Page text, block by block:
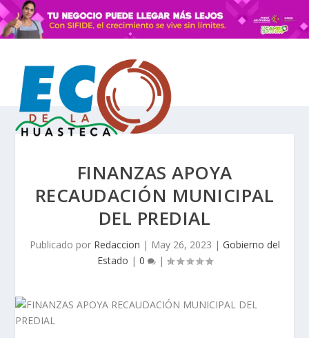
FINANZAS APOYA
RECAUDACIÓN MUNICIPAL
DEL PREDIAL
Publicado por Redaccion | May 26, 2023 | Gobierno del
Estado | 0 |